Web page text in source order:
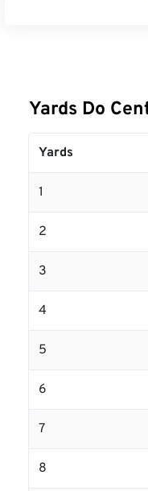
Yards Do
Yards
1
2
3
4
5
6
7
8